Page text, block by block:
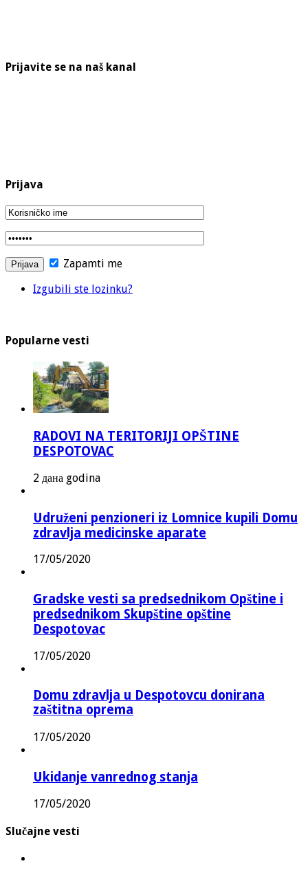
Prijavite se na naš kanal
Prijava
Zapamti me
Izgubili ste lozinku?
Popularne vesti
RADOVI NA TERITORIJI OPŠTINE
DESPOTOVAC
2 дана godina
Udruženi penzioneri iz Lomnice kupili Domu
zdravlja medicinske aparate
17/05/2020
Gradske vesti sa predsednikom Opštine i
predsednikom Skupštine opštine
Despotovac
17/05/2020
Domu zdravlja u Despotovcu donirana
zaštitna oprema
17/05/2020
Ukidanje vanrednog stanja
17/05/2020
Slučajne vesti